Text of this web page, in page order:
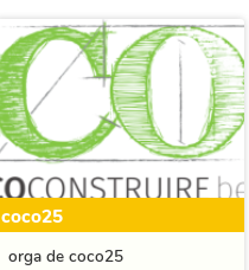
coco25
orga de coco25